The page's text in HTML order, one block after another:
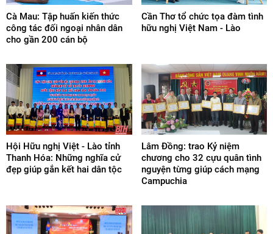
Cà Mau: Tập huấn kiến thức
công tác đối ngoại nhân dân
cho gần 200 cán bộ
Cần Thơ tổ chức tọa đàm tình
hữu nghị Việt Nam - Lào
Hội Hữu nghị Việt - Lào tỉnh
Thanh Hóa: Những nghĩa cử
đẹp giúp gắn kết hai dân tộc
Lâm Đồng: trao Kỷ niệm
chương cho 32 cựu quân tình
nguyện từng giúp cách mạng
Campuchia